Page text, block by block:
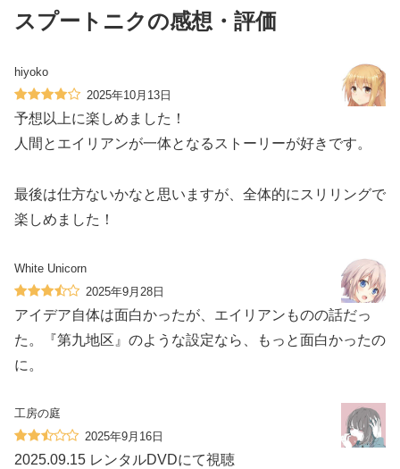
スプートニクの感想・評価
hiyoko
2025年10月13日
予想以上に楽しめました！
人間とエイリアンが一体となるストーリーが好きです。
最後は仕方ないかなと思いますが、全体的にスリリングで
楽しめました！
White Unicorn
2025年9月28日
アイデア自体は面白かったが、エイリアンものの話だっ
た。『第九地区』のような設定なら、もっと面白かったの
に。
工房の庭
2025年9月16日
2025.09.15 レンタルDVDにて視聴